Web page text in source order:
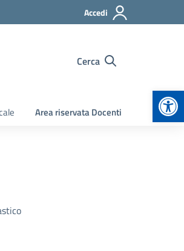
Accedi
Cerca
Area riservata Docenti